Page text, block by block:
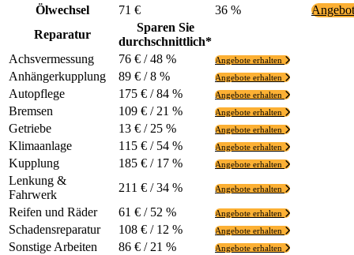
Ölwechsel
71 € 36 %
Reparatur
Sparen Sie
durchschnittlich*
Achsvermessung
76 € / 48 % Angebote erhalten
Anhängerkupplung 89 € / 8 % Angebote erhalten
Autopflege 175 € / 84 % Angebote erhalten
Bremsen 109 € / 21 % Angebote erhalten
Getriebe 13 € / 25 % Angebote erhalten
Klimaanlage 115 € / 54 % Angebote erhalten
Kupplung 185 € / 17 % Angebote erhalten
Lenkung &
Fahrwerk
211 € / 34 % Angebote erhalten
Reifen und Räder 61 € / 52 % Angebote erhalten
Schadensreparatur 108 € / 12 % Angebote erhalten
Sonstige Arbeiten 86 € / 21 % Angebote erhalten